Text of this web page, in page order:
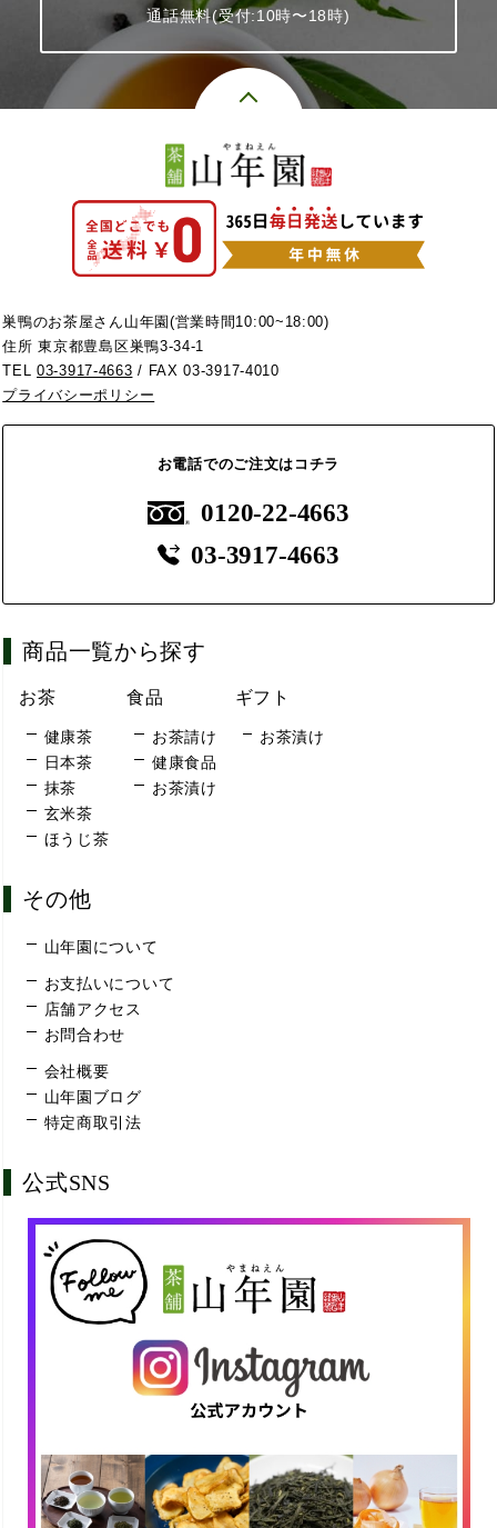
通話無料(受付:10時〜18時)
巣鴨のお茶屋さん山年園(営業時間10:00~18:00)
住所 東京都豊島区巣鴨3-34-1
TEL03-3917-4663 / FAX 03-3917-4010
プライバシーポリシー
お電話でのご注文はコチラ
0120-22-4663
03-3917-4663
商品一覧から探す
お茶
健康茶
日本茶
抹茶
玄米茶
ほうじ茶
食品
お茶請け
健康食品
お茶漬け
ギフト
お茶漬け
その他
山年園について
お支払いについて
店舗アクセス
お問合わせ
会社概要
山年園ブログ
特定商取引法
公式SNS